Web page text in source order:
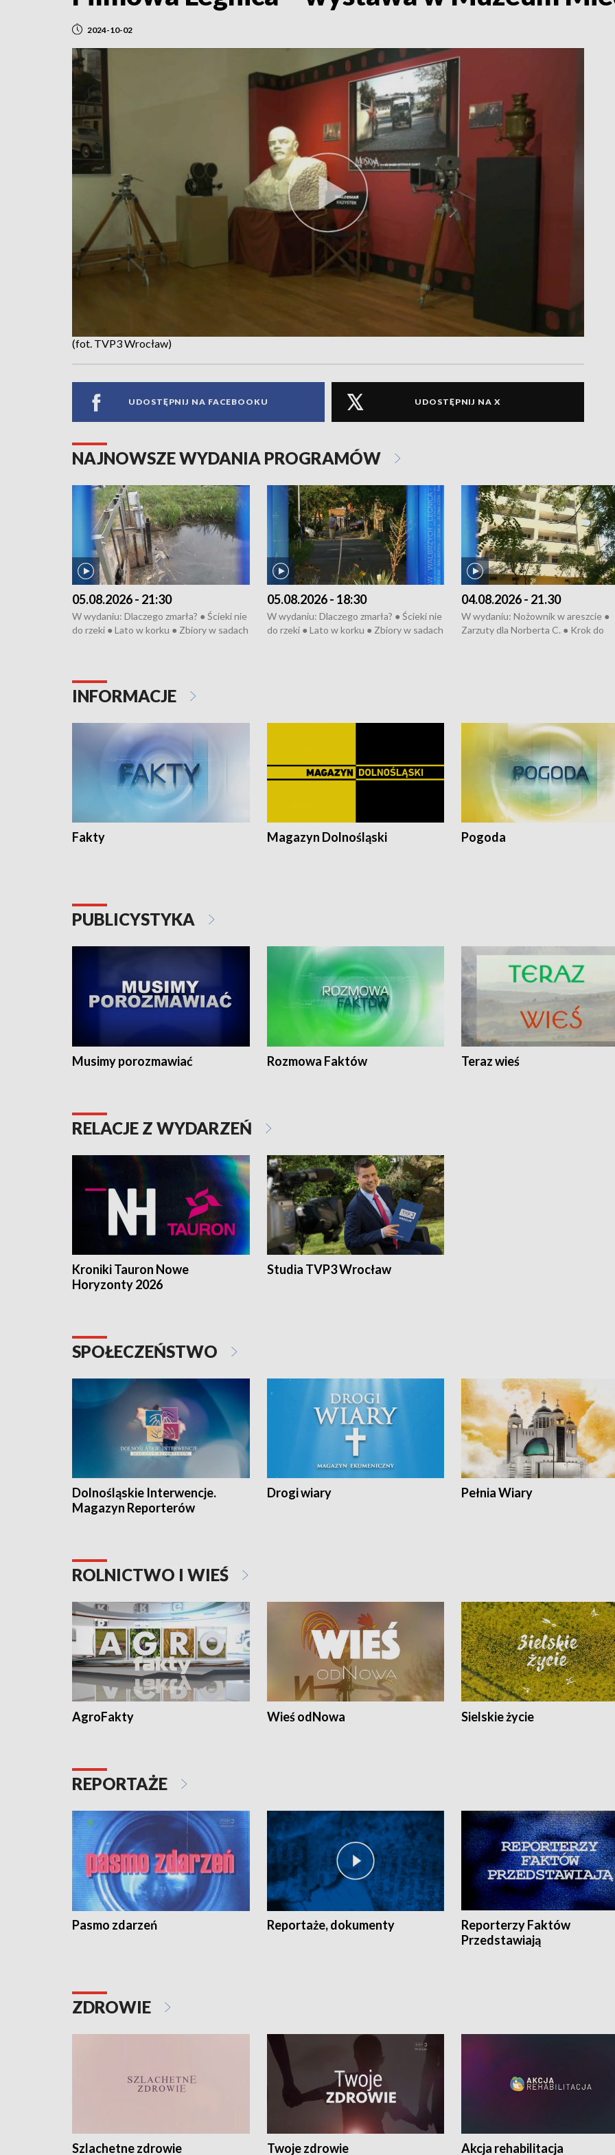
2024-10-02
(fot. TVP3 Wrocław)
UDOSTĘPNIJ NA FACEBOOKU UDOSTĘPNIJ NA X
NAJNOWSZE WYDANIA PROGRAMÓW
05.08.2026 - 21:30
W wydaniu: Dlaczego zmarła? ● Ścieki nie
do rzeki ● Lato w korku ● Zbiory w sadach
05.08.2026 - 18:30
W wydaniu: Dlaczego zmarła? ● Ścieki nie
do rzeki ● Lato w korku ● Zbiory w sadach
04.08.2026 - 21.30
W wydaniu: Nożownik w areszcie ●
Zarzuty dla Norberta C. ● Krok do
INFORMACJE
Fakty Magazyn Dolnośląski Pogoda
PUBLICYSTYKA
Musimy porozmawiać Rozmowa Faktów Teraz wieś
RELACJE Z WYDARZEŃ
Kroniki Tauron Nowe
Horyzonty 2026
Studia TVP3 Wrocław
SPOŁECZEŃSTWO
Dolnośląskie Interwencje.
Magazyn Reporterów
Drogi wiary Pełnia Wiary
ROLNICTWO I WIEŚ
AgroFakty Wieś odNowa Sielskie życie
REPORTAŻE
Pasmo zdarzeń Reportaże, dokumenty
Reporterzy Faktów
Przedstawiają
ZDROWIE
Szlachetne zdrowie Twoje zdrowie Akcja rehabilitacja